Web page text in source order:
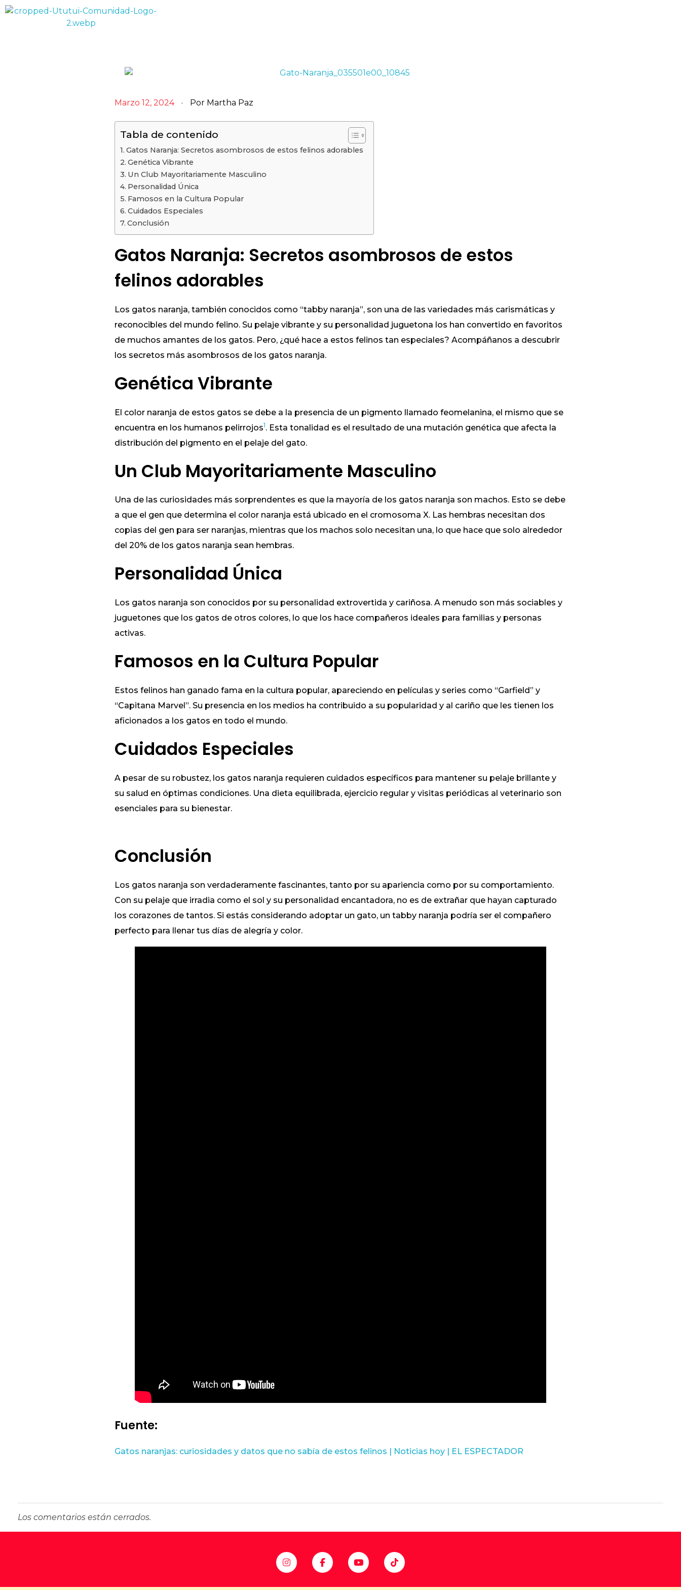
Marzo 12, 2024 Por Martha Paz
Tabla de contenido
Gatos Naranja: Secretos asombrosos de estos felinos adorables
Genética Vibrante
Un Club Mayoritariamente Masculino
Personalidad Única
Famosos en la Cultura Popular
Cuidados Especiales
Conclusión
Gatos Naranja: Secretos asombrosos de estos
felinos adorables
Los gatos naranja, también conocidos como “tabby naranja”, son una de las variedades más carismáticas y
reconocibles del mundo felino. Su pelaje vibrante y su personalidad juguetona los han convertido en favoritos
de muchos amantes de los gatos. Pero, ¿qué hace a estos felinos tan especiales? Acompáñanos a descubrir
los secretos más asombrosos de los gatos naranja.
Genética Vibrante
El color naranja de estos gatos se debe a la presencia de un pigmento llamado feomelanina, el mismo que se
encuentra en los humanos pelirrojos1. Esta tonalidad es el resultado de una mutación genética que afecta la
distribución del pigmento en el pelaje del gato.
Un Club Mayoritariamente Masculino
Una de las curiosidades más sorprendentes es que la mayoría de los gatos naranja son machos. Esto se debe
a que el gen que determina el color naranja está ubicado en el cromosoma X. Las hembras necesitan dos
copias del gen para ser naranjas, mientras que los machos solo necesitan una, lo que hace que solo alrededor
del 20% de los gatos naranja sean hembras.
Personalidad Única
Los gatos naranja son conocidos por su personalidad extrovertida y cariñosa. A menudo son más sociables y
juguetones que los gatos de otros colores, lo que los hace compañeros ideales para familias y personas
activas.
Famosos en la Cultura Popular
Estos felinos han ganado fama en la cultura popular, apareciendo en películas y series como “Garfield” y
“Capitana Marvel”. Su presencia en los medios ha contribuido a su popularidad y al cariño que les tienen los
aficionados a los gatos en todo el mundo.
Cuidados Especiales
A pesar de su robustez, los gatos naranja requieren cuidados específicos para mantener su pelaje brillante y
su salud en óptimas condiciones. Una dieta equilibrada, ejercicio regular y visitas periódicas al veterinario son
esenciales para su bienestar.
Conclusión
Los gatos naranja son verdaderamente fascinantes, tanto por su apariencia como por su comportamiento.
Con su pelaje que irradia como el sol y su personalidad encantadora, no es de extrañar que hayan capturado
los corazones de tantos. Si estás considerando adoptar un gato, un tabby naranja podría ser el compañero
perfecto para llenar tus días de alegría y color.
Fuente:
Gatos naranjas: curiosidades y datos que no sabía de estos felinos | Noticias hoy | EL ESPECTADOR
Los comentarios están cerrados.